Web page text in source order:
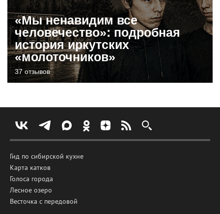
«Мы ненавидим все
человечество»: подробная
история иркутских
«молоточников»
37 отзывов
Гид по сибирской кухне
Карта катков
Голоса города
Лесное озеро
Весточка с передовой